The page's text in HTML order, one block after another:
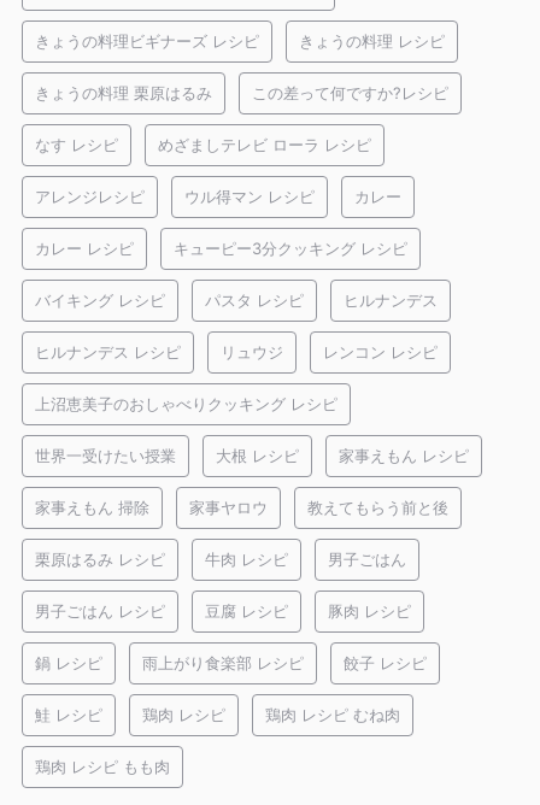
きょうの料理ビギナーズ レシピ きょうの料理 レシピ
きょうの料理 栗原はるみ この差って何ですか?レシピ
なす レシピ めざましテレビ ローラ レシピ
アレンジレシピ ウル得マン レシピ カレー
カレー レシピ キューピー3分クッキング レシピ
バイキング レシピ パスタ レシピ ヒルナンデス
ヒルナンデス レシピ リュウジ レンコン レシピ
上沼恵美子のおしゃべりクッキング レシピ
世界一受けたい授業 大根 レシピ 家事えもん レシピ
家事えもん 掃除 家事ヤロウ 教えてもらう前と後
栗原はるみ レシピ 牛肉 レシピ 男子ごはん
男子ごはん レシピ 豆腐 レシピ 豚肉 レシピ
鍋 レシピ 雨上がり食楽部 レシピ 餃子 レシピ
鮭 レシピ 鶏肉 レシピ 鶏肉 レシピ むね肉
鶏肉 レシピ もも肉